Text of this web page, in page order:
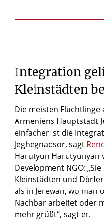
Integration
Kleinstädten
Die meisten Flüchtlinge
Armeniens Hauptstadt
einfacher ist die
Jeghegnadsor, sagt
Harutyun Harutyunyan
Development NGO:
Kleinstädten und
als in Jerewan, wo man
Nachbar arbeitet oder
mehr grüßt“, sagt er.